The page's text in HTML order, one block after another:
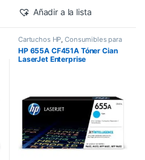
Añadir a la lista
Cartuchos HP,Consumibles para
Impresoras,Nuevos Productos
Sobre Pedido,Toner Original
HP 655A CF451A Tóner Cian
LaserJet Enterprise